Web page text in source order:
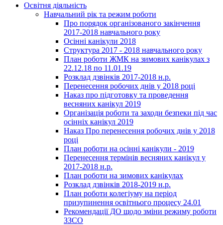
Освітня діяльність
Навчальний рік та режим роботи
Про порядок організованого закінчення
2017-2018 навчального року
Осінні канікули 2018
Структура 2017 - 2018 навчального року
План роботи ЖМК на зимових канікулах з
22.12.18 по 11.01.19
Розклад дзвінків 2017-2018 н.р.
Перенесення робочих днів у 2018 році
Наказ про підготовку та проведення
весняних канікул 2019
Організація роботи та заходи безпеки під час
осінніх канікул 2019
Наказ Про перенесення робочих днів у 2018
році
План роботи на осінні канікули - 2019
Перенесення термінів весняних канікул у
2017-2018 н.р.
План роботи на зимових канікулах
Розклад дзвінків 2018-2019 н.р.
План роботи колегіуму на період
призупинення освітнього процесу 24.01
Рекомендації ДО щодо зміни режиму роботи
ЗЗСО